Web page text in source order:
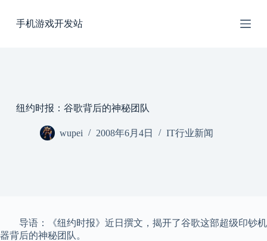
过
手机游戏开发站
纽约时报：谷歌背后的神秘团队
wupei 2008年6月4日 IT行业新闻
导语：《纽约时报》近日撰文，揭开了谷歌这部超级印钞机
器背后的神秘团队。